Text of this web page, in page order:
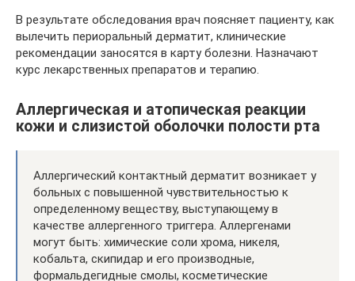
В результате обследования врач поясняет пациенту, как
вылечить периоральный дерматит, клинические
рекомендации заносятся в карту болезни. Назначают
курс лекарственных препаратов и терапию.
Аллергическая и атопическая реакции
кожи и слизистой оболочки полости рта
Аллергический контактный дерматит возникает у
больных с повышенной чувствительностью к
определенному веществу, выступающему в
качестве аллергенного триггера. Аллергенами
могут быть: химические соли хрома, никеля,
кобальта, скипидар и его производные,
формальдегидные смолы, косметические